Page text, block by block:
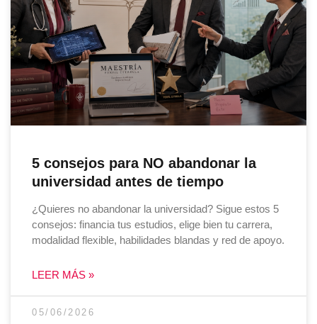
5 consejos para NO abandonar la
universidad antes de tiempo
¿Quieres no abandonar la universidad? Sigue estos 5
consejos: financia tus estudios, elige bien tu carrera,
modalidad flexible, habilidades blandas y red de apoyo.
LEER MÁS »
05/06/2026